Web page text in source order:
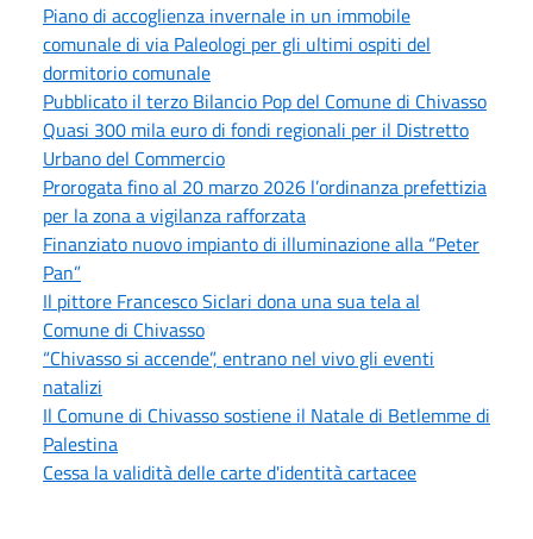
Piano di accoglienza invernale in un immobile
comunale di via Paleologi per gli ultimi ospiti del
dormitorio comunale
Pubblicato il terzo Bilancio Pop del Comune di Chivasso
Quasi 300 mila euro di fondi regionali per il Distretto
Urbano del Commercio
Prorogata fino al 20 marzo 2026 l’ordinanza prefettizia
per la zona a vigilanza rafforzata
Finanziato nuovo impianto di illuminazione alla “Peter
Pan”
Il pittore Francesco Siclari dona una sua tela al
Comune di Chivasso
“Chivasso si accende”, entrano nel vivo gli eventi
natalizi
Il Comune di Chivasso sostiene il Natale di Betlemme di
Palestina
Cessa la validità delle carte d'identità cartacee